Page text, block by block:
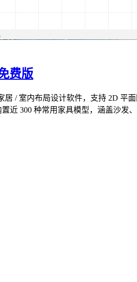
费版
居 / 室内布局设计软件，支持 2D
近 300 种常用家具模型，涵盖沙发